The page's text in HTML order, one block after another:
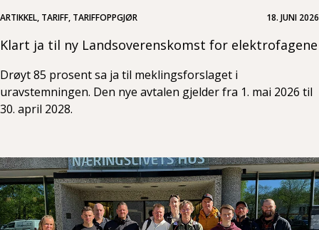
ARTIKKEL, TARIFF, TARIFFOPPGJØR 18. JUNI 2026
Klart ja til ny Landsoverenskomst for elektrofagene
Drøyt 85 prosent sa ja til meklingsforslaget i
uravstemningen. Den nye avtalen gjelder fra 1. mai 2026 til
30. april 2028.